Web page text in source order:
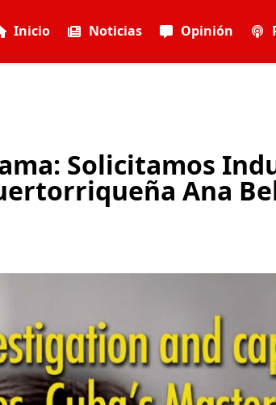
Inicio Noticias Opinión
Solicitamos
Ana